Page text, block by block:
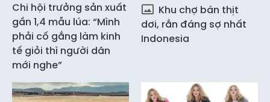
Chi hội trưởng sản xuất
gần 1,4 mẫu lúa: “Mình
phải cố gắng làm kinh
tế giỏi thì người dân
mới nghe”
Khu chợ bán thịt
dơi, rắn đáng sợ nhất
Indonesia